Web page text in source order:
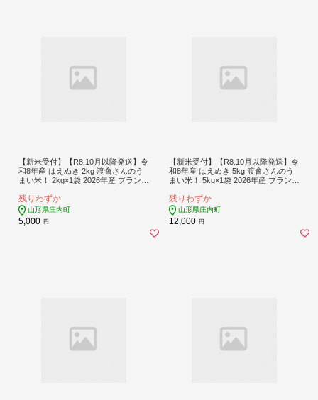
【新米受付】【R8.10月以降発送】令
和8年産 はえぬき 2kg 渡會さんのう
まい米！ 2kg×1袋 2026年産 ブランド
コシヒカリの原点、亀の尾発祥の地
庄内
残りわずか
山形県庄内町
5,000 円
【新米受付】【R8.10月以降発送】令
和8年産 はえぬき 5kg 渡會さんのう
まい米！ 5kg×1袋 2026年産 ブランド
コシヒカリの原点、亀の尾発祥の地
庄内
残りわずか
山形県庄内町
12,000 円